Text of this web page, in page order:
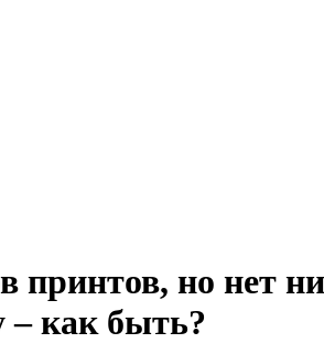
принтов, но нет
– как быть?